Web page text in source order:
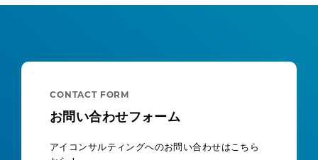
CONTACT FORM
お問い合わせフォーム
アイコンサルティングへのお問い合わせはこちら